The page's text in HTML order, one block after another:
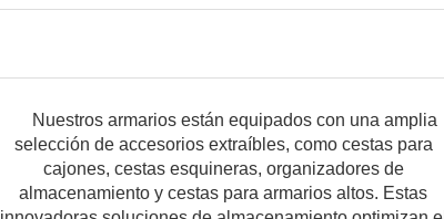
selección de accesorios extraíbles, como cestas para
cajones, cestas esquineras, organizadores de
almacenamiento y cestas para armarios altos. Estas